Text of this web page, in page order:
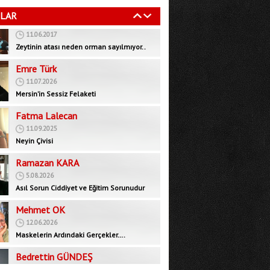
11.06.2017
Zeytinin atası neden orman sayılmıyor..
Emre Türk
Mersin’in Sessiz Felaketi
Fatma Lalecan
Neyin Çivisi
Ramazan KARA
Asıl Sorun Ciddiyet ve Eğitim Sorunudur
Mehmet OK
Maskelerin Ardındaki Gerçekler….
Bedrettin GÜNDEŞ
İktidar muhalefeti devre dışı bırakarak yeni
bir rejim mi, inşa ediyor?